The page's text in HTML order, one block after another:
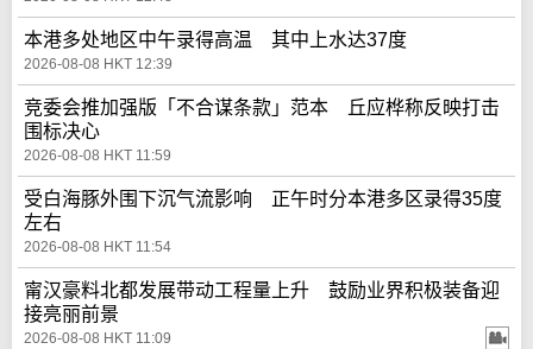
本港多处地区中午录得高温 其中上水达37度
2026-08-08 HKT 12:39
竞委会推加强版「不合谋条款」范本 丘应桦称反映打击
围标决心
2026-08-08 HKT 11:59
受白海豚外围下沉气流影响 正午时分本港多区录得35度
左右
2026-08-08 HKT 11:54
甯汉豪料北都发展带动工程量上升 鼓励业界积极装备迎
接亮丽前景
2026-08-08 HKT 11:09